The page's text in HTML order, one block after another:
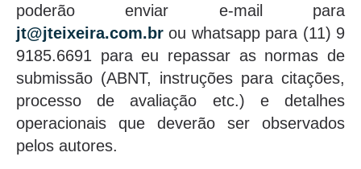
poderão enviar e-mail para
jt@jteixeira.com.br ou whatsapp para (11) 9
9185.6691 para eu repassar as normas de
submissão (ABNT, instruções para citações,
processo de avaliação etc.) e detalhes
operacionais que deverão ser observados
pelos autores.